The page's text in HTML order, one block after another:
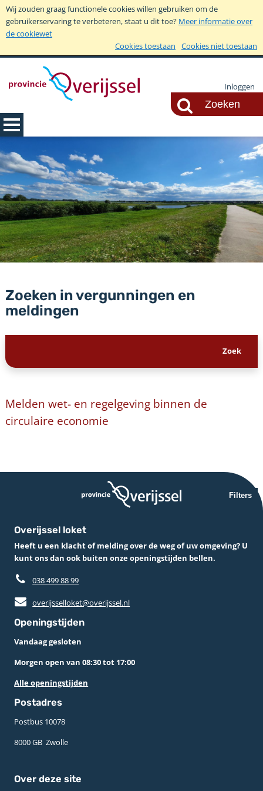
Wij zouden graag functionele cookies willen gebruiken om de
gebruikerservaring te verbeteren, staat u dit toe? Meer informatie over
de cookiewet
Cookies toestaan
Cookies niet toestaan
Inloggen
Zoeken in vergunningen en
meldingen
Melden wet- en regelgeving binnen de
circulaire economie
Filters
Overijssel loket
Heeft u een klacht of melding over de weg of uw omgeving? U
kunt ons dan ook buiten onze openingstijden bellen.
038 499 88 99
overijsselloket@overijssel.nl
Openingstijden
Vandaag gesloten
Morgen open van 08:30 tot 17:00
Alle openingstijden
Postadres
Postbus 10078 ­
8000 GB ­ Zwolle
Over deze site